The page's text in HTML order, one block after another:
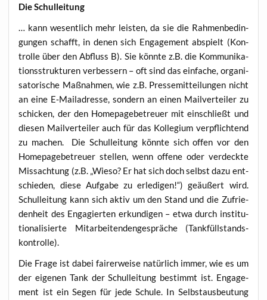
Die Schul­lei­tung
… kann wesent­lich mehr leis­ten, da sie die Rah­men­be­din­
gun­gen schafft, in denen sich Enga­ge­ment abspielt (Kon­
trol­le über den Abfluss B). Sie könn­te z.B. die Kom­mu­ni­ka­
ti­ons­struk­tu­ren ver­bes­sern – oft sind das ein­fa­che, orga­ni­
sa­to­ri­sche Maß­nah­men, wie z.B. Pres­se­mit­tei­lun­gen nicht
an eine E‑Mailadresse, son­dern an einen Mail­ver­tei­ler zu
schi­cken, der den Home­page­be­treu­er mit ein­schließt und
die­sen Mail­ver­tei­ler auch für das Kol­le­gi­um ver­pflich­tend
zu machen. Die Schul­lei­tung könn­te sich offen vor den
Home­page­be­treu­er stel­len, wenn offe­ne oder ver­deck­te
Miss­ach­tung (z.B. „Wie­so? Er hat sich doch selbst dazu ent­
schie­den, die­se Auf­ga­be zu erle­di­gen!“) geäu­ßert wird.
Schul­lei­tung kann sich aktiv um den Stand und die Zufrie­
den­heit des Enga­gier­ten erkun­di­gen – etwa durch insti­tu­
tio­na­li­sier­te Mit­ar­bei­ten­den­ge­sprä­che (Tank­füll­stands­
kon­trol­le).
Die Fra­ge ist dabei fai­rer­wei­se natür­lich immer, wie es um
der eige­nen Tank der Schul­lei­tung bestimmt ist. Enga­ge­
ment ist ein Segen für jede Schu­le. In Selbst­aus­beu­tung